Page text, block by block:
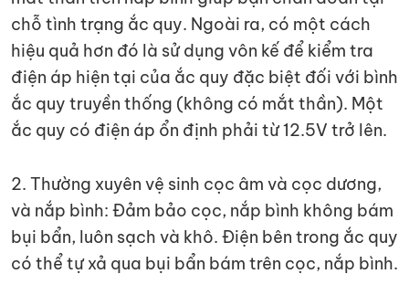
chỗ tình trạng ắc quy. Ngoài ra, có một cách
hiệu quả hơn đó là sử dụng vôn kế để kiểm tra
điện áp hiện tại của ắc quy đặc biệt đối với bình
ắc quy truyền thống (không có mắt thần). Một
ắc quy có điện áp ổn định phải từ 12.5V trở lên.
2. Thường xuyên vệ sinh cọc âm và cọc dương,
và nắp bình: Đảm bảo cọc, nắp bình không bám
bụi bẩn, luôn sạch và khô. Điện bên trong ắc quy
có thể tự xả qua bụi bẩn bám trên cọc, nắp bình.